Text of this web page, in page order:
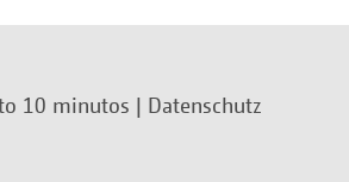
10 minutos | Datenschutz